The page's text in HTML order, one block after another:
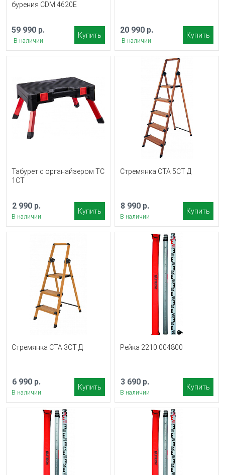
бурения CDM 4620E
59 990 р.
В наличии
Купить
20 990 р.
В наличии
Купить
Табурет с органайзером ТС
1СТ
2 990 р.
В наличии
Купить
Стремянка СТА 5СТ Д
8 990 р.
В наличии
Купить
Стремянка СТА 3СТ Д
6 990 р.
В наличии
Купить
Рейка 2210.004800
3 690 р.
В наличии
Купить